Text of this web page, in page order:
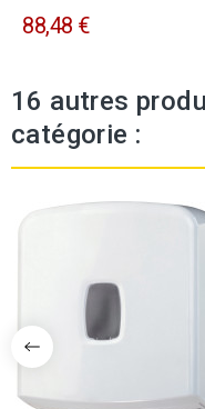
88,48 €
16 autres
catégorie :